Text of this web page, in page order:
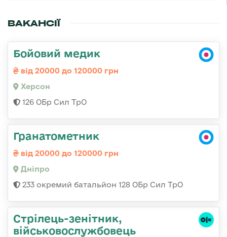
ВАКАНСІЇ
Бойовий медик
від 20000 до 120000 грн
Херсон
126 ОБр Сил ТрО
Гранатометник
від 20000 до 120000 грн
Дніпро
233 окремий батальйон 128 ОБр Сил ТрО
Стрілець-зенітник,
військовослужбовець